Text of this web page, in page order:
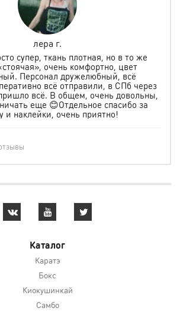
лера г.
супер, ткань плотная, но в то же
очень комфортно, цвет
Персонал дружелюбный, всё
всё отправили, в СПб через
всё. В общем, очень довольны,
еще 😊Отдельное спасибо за
и наклейки, очень приятно!
Каталог
Каратэ
Бокс
Киокушинкай
Самбо